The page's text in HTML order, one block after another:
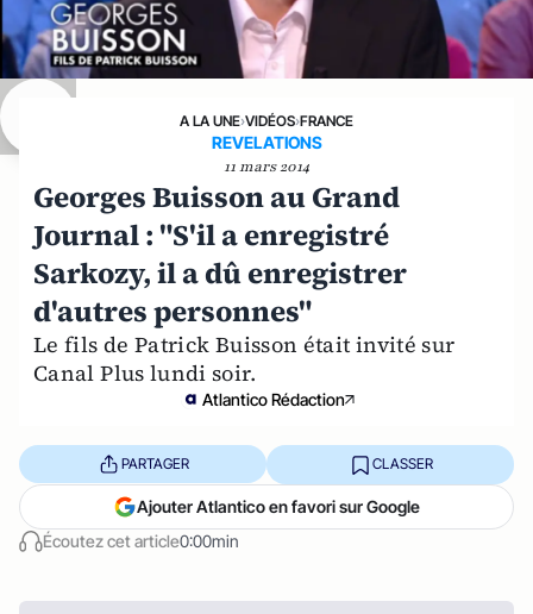
A LA UNE›VIDÉOS›FRANCE
REVELATIONS
11 mars 2014
Georges Buisson au Grand
Journal : "S'il a enregistré
Sarkozy, il a dû enregistrer
d'autres personnes"
Le fils de Patrick Buisson était invité sur
Canal Plus lundi soir.
Atlantico Rédaction
Écoutez cet article0:00min
PARTAGER CLASSER
Ajouter Atlantico en favori sur Google